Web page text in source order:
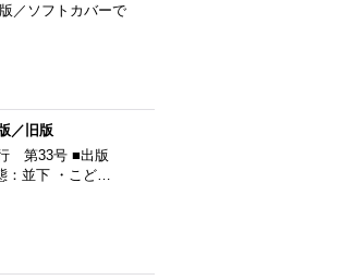
／ソフトカバーで
／旧版
第33号 ■出版
：並下 ・こど…